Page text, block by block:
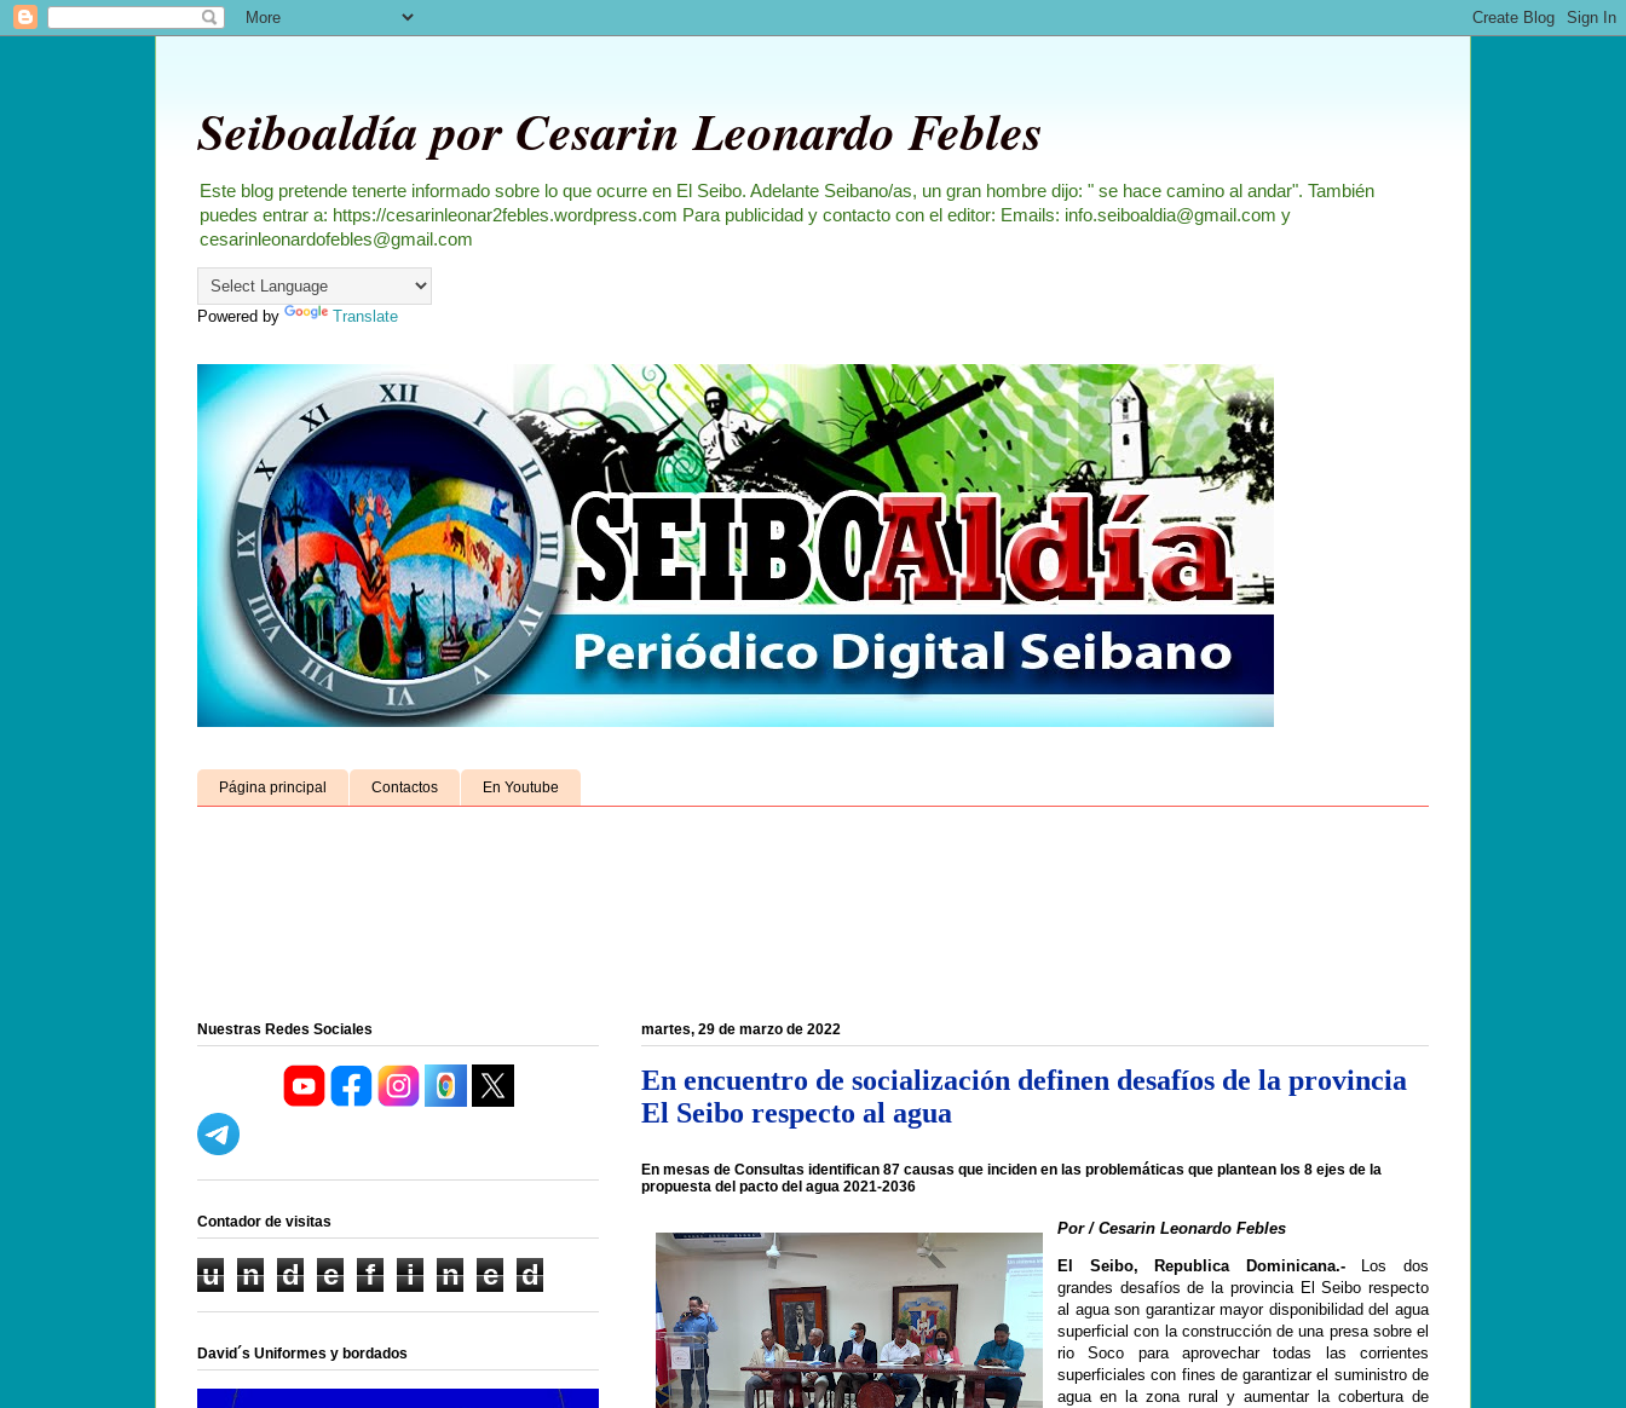
Seiboaldía por Cesarin Leonardo Febles
Este blog pretende tenerte informado sobre lo que ocurre en El Seibo. Adelante Seibano/as, un gran hombre dijo: " se hace camino al andar". También
puedes entrar a: https://cesarinleonar2febles.wordpress.com Para publicidad y contacto con el editor: Emails: info.seiboaldia@gmail.com y
cesarinleonardofebles@gmail.com
Powered by Translate
Página principal Contactos En Youtube
martes, 29 de marzo de 2022
En encuentro de socialización definen desafíos de la provincia
El Seibo respecto al agua
En mesas de Consultas identifican 87 causas que inciden en las problemáticas que plantean los 8 ejes de la
propuesta del pacto del agua 2021-2036
Por / Cesarin Leonardo Febles
El Seibo, Republica Dominicana.-
Los dos
grandes desafíos de la provincia El Seibo respecto
al agua son garantizar mayor disponibilidad del agua
superficial con la construcción de una presa sobre el
rio Soco para aprovechar todas las corrientes
superficiales con fines de garantizar el suministro de
agua en la zona rural y aumentar la cobertura de
Nuestras Redes Sociales
Contador de visitas
u n d e f i n e d
David´s Uniformes y bordados